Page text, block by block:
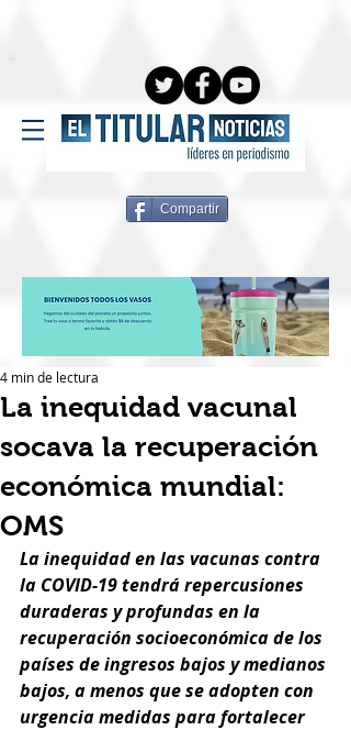
Compartir
La inequidad vacunal
socava la recuperación
económica mundial:
OMS
4 min de lectura
La inequidad en las vacunas contra
la COVID-19 tendrá repercusiones
duraderas y profundas en la
recuperación socioeconómica de los
países de ingresos bajos y medianos
bajos, a menos que se adopten con
urgencia medidas para fortalecer